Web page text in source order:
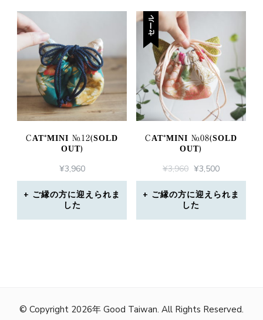
CAT*MINI №12(SOLD
OUT)
¥3,960
ご縁の方に迎えられま
した
セール
CAT*MINI №08(SOLD
OUT)
¥3,960 元
の
価
格
は
¥3,500現
在
の
格
ご縁の方に迎えられま
した
© Copyright 2026年 Good Taiwan. All Rights Reserved.